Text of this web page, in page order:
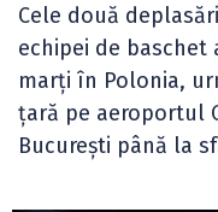
Cele două
echipei de baschet
marți în Polonia,
țară pe aeroportul
București până la